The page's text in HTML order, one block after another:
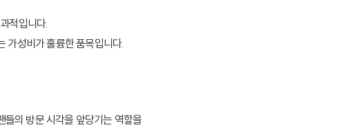
적입니다.
가성비가 훌륭한 품목입니다.
의 방문 시각을 앞당기는 역할을